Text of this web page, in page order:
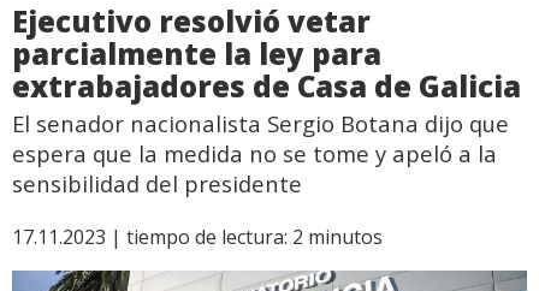
Ejecutivo resolvió vetar
parcialmente la ley para
extrabajadores de Casa de Galicia
El senador nacionalista Sergio Botana dijo que
espera que la medida no se tome y apeló a la
sensibilidad del presidente
17.11.2023 | tiempo de lectura: 2 minutos